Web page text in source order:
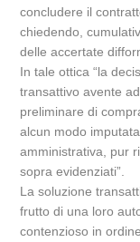
concludere il
chiedendo,
delle accertate
In tale ottica “la
transattivo avente
preliminare di
alcun modo
amministrativa, pur
sopra evidenziati”.
La soluzione
frutto di una loro
contenzioso in